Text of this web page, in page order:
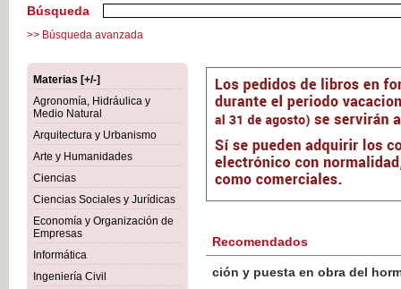
Búsqueda
>> Búsqueda avanzada
Materias [+/-]
Agronomía, Hidráulica y
Medio Natural
Arquitectura y Urbanismo
Arte y Humanidades
Ciencias
Ciencias Sociales y Jurídicas
Economía y Organización de
Empresas
Informática
Ingeniería Civil
Recomendados
Botánica Agroalimentaria